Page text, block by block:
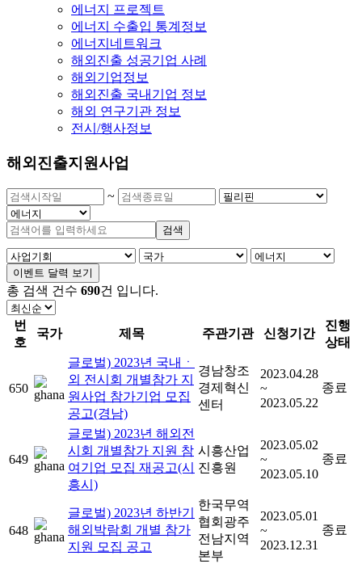
에너지 프로젝트
에너지 수출입 통계정보
에너지네트워크
해외진출 성공기업 사례
해외기업정보
해외진출 국내기업 정보
해외 연구기관 정보
전시/행사정보
해외진출지원사업
~
검색
이벤트 달력 보기
총 검색 건수 690건 입니다.
번
호
국가 제목 주관기관 신청기간
진행
상태
650
글로벌) 2023년 국내ㆍ
외 전시회 개별참가 지
원사업 참가기업 모집
공고(경남)
경남창조
경제혁신
센터
2023.04.28
~
2023.05.22
종료
649
글로벌) 2023년 해외전
시회 개별참가 지원 참
여기업 모집 재공고(시
흥시)
시흥산업
진흥원
2023.05.02
~
2023.05.10
종료
648
글로벌) 2023년 하반기
해외박람회 개별 참가
지원 모집 공고
한국무역
협회광주
전남지역
본부
2023.05.01
~
2023.12.31
종료